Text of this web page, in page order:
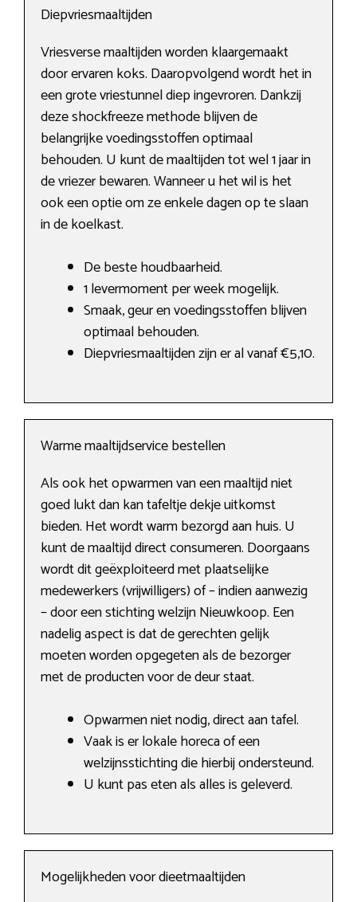
Diepvriesmaaltijden
Vriesverse maaltijden worden klaargemaakt
door ervaren koks. Daaropvolgend wordt het in
een grote vriestunnel diep ingevroren. Dankzij
deze shockfreeze methode blijven de
belangrijke voedingsstoffen optimaal
behouden. U kunt de maaltijden tot wel 1 jaar in
de vriezer bewaren. Wanneer u het wil is het
ook een optie om ze enkele dagen op te slaan
in de koelkast.
De beste houdbaarheid.
1 levermoment per week mogelijk.
Smaak, geur en voedingsstoffen blijven
optimaal behouden.
Diepvriesmaaltijden zijn er al vanaf €5,10.
Warme maaltijdservice bestellen
Als ook het opwarmen van een maaltijd niet
goed lukt dan kan tafeltje dekje uitkomst
bieden. Het wordt warm bezorgd aan huis. U
kunt de maaltijd direct consumeren. Doorgaans
wordt dit geëxploiteerd met plaatselijke
medewerkers (vrijwilligers) of – indien aanwezig
– door een stichting welzijn Nieuwkoop. Een
nadelig aspect is dat de gerechten gelijk
moeten worden opgegeten als de bezorger
met de producten voor de deur staat.
Opwarmen niet nodig, direct aan tafel.
Vaak is er lokale horeca of een
welzijnsstichting die hierbij ondersteund.
U kunt pas eten als alles is geleverd.
Mogelijkheden voor dieetmaaltijden